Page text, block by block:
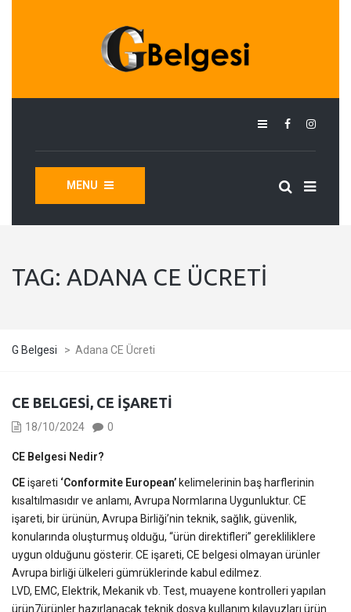
MENU
TAG: ADANA CE ÜCRETI
G Belgesi > Adana CE Ücreti
CE BELGESI, CE İŞARETI
18/10/2024 0
CE Belgesi Nedir?
CEişareti ‘Conformite European’ kelimelerinin baş harflerinin
kısaltılmasıdır ve anlamı, Avrupa Normlarına Uygunluktur. CE
işareti, bir ürünün, Avrupa Birliği’nin teknik, sağlık, güvenlik,
konularında oluşturmuş olduğu, “ürün direktifleri” gerekliliklere
uygun olduğunu gösterir. CE işareti, CE belgesi olmayan ürünler
Avrupa birliği ülkeleri gümrüklerinde kabul edilmez.
LVD, EMC, Elektrik, Mekanik vb. Test, muayene kontrolleri yapılan
ürün7ürünler hazırlanacak teknik dosya kullanım kılavuzları ürün